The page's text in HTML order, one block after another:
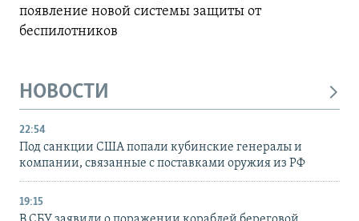
появление новой системы защиты от
беспилотников
НОВОСТИ
22:54
Под санкции США попали кубинские генералы и
компании, связанные с поставками оружия из РФ
19:15